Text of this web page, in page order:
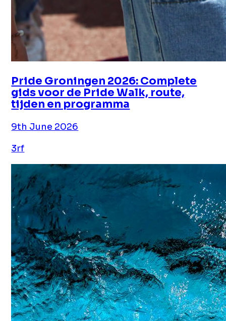
Pride Groningen 2026: Complete
gids voor de Pride Walk, route,
tijden en programma
9th June 2026
3rf